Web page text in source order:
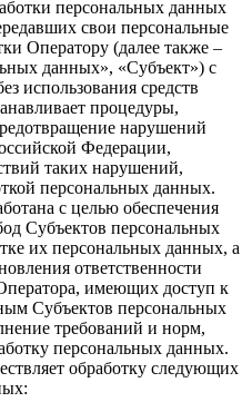
персональных данных
свои персональные
Оператору (далее также –
данных», «Субъект») с
использования средств
процедуры,
нарушений
Федерации,
таких нарушений,
персональных данных.
с целью обеспечения
Субъектов персональных
их персональных данных, а
ответственности
имеющих доступ к
Субъектов персональных
требований и норм,
персональных данных.
обработку следующих